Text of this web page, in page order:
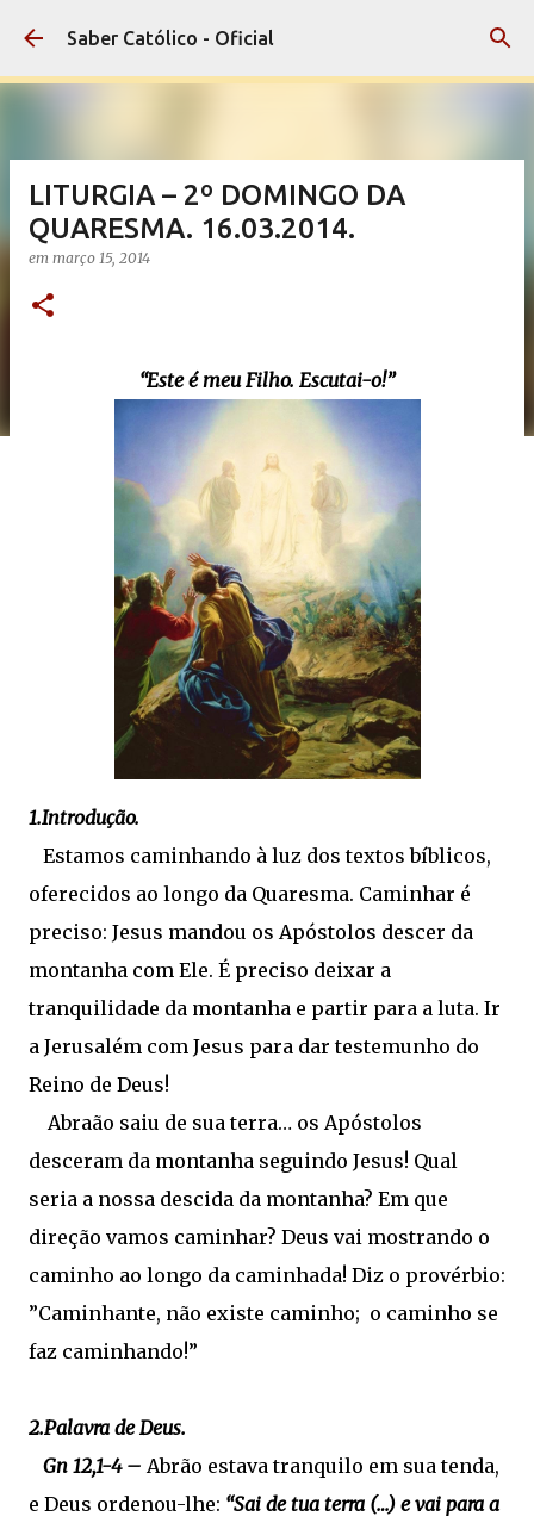
Pular para o conteúdo principal
Saber Católico - Oficial
LITURGIA – 2º DOMINGO DA
QUARESMA. 16.03.2014.
em março 15, 2014
“Este é meu Filho. Escutai-o!”
1.Introdução.
Estamos caminhando à luz dos textos bíblicos,
oferecidos ao longo da Quaresma. Caminhar é
preciso: Jesus mandou os Apóstolos descer da
montanha com Ele. É preciso deixar a
tranquilidade da montanha e partir para a luta. Ir
a Jerusalém com Jesus para dar testemunho do
Reino de Deus!
Abraão saiu de sua terra… os Apóstolos
desceram da montanha seguindo Jesus! Qual
seria a nossa descida da montanha? Em que
direção vamos caminhar? Deus vai mostrando o
caminho ao longo da caminhada! Diz o provérbio:
”Caminhante, não existe caminho; o caminho se
faz caminhando!”
2.Palavra de Deus.
Gn 12,1-4 – Abrão estava tranquilo em sua tenda,
e Deus ordenou-lhe: “Sai de tua terra (…) e vai para a